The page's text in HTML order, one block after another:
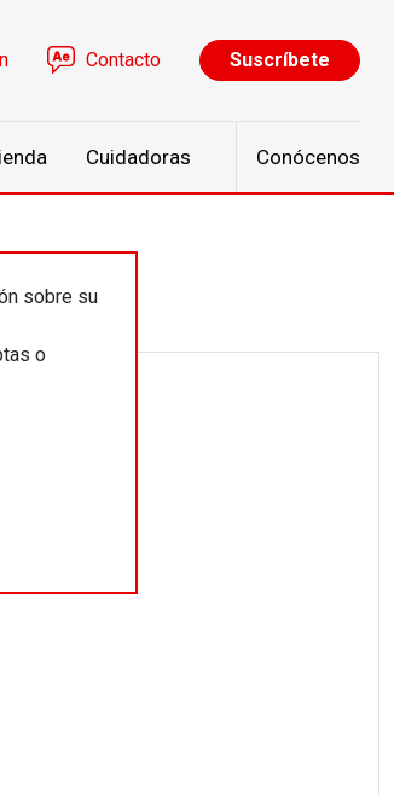
usuarioContacto Suscríbete
Cuidadoras Conócenos
sobre su
o